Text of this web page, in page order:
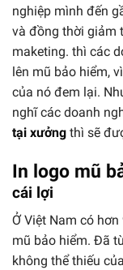
nghiệp mình đến
và đồng thời giảm
maketing. thì các
lên mũ bảo hiểm,
của nó đem lại.
nghĩ các doanh
tại xưởng thì sẽ
In logo mũ
cái lợi
Ở Việt Nam có
mũ bảo hiểm. Đã
không thể thiếu